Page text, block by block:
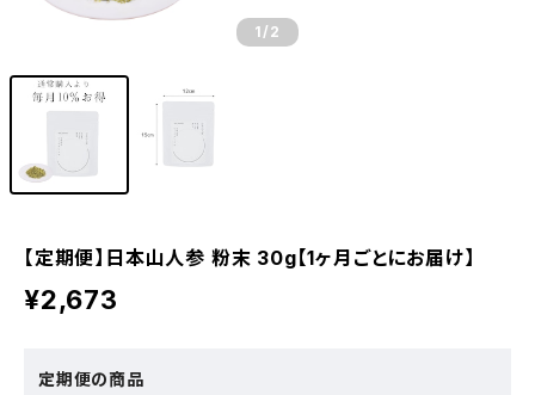
1 /2
【定期便】日本山人参 粉末 30g【1ヶ月ごとにお届け】
¥2,673
定期便の商品